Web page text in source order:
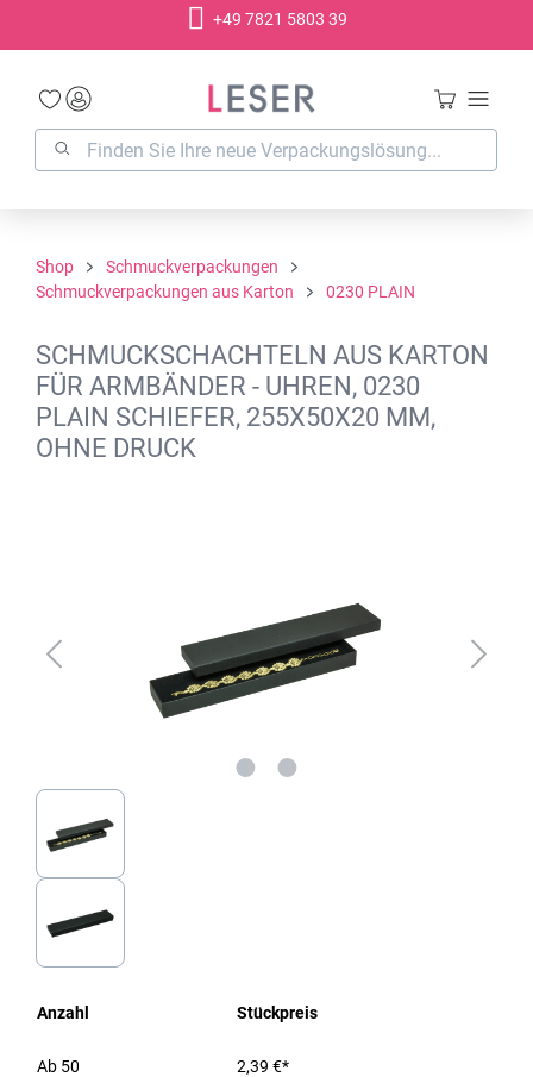
+49 7821 5803 39
Shop
Schmuckverpackungen
Schmuckverpackungen aus Karton
0230 PLAIN
SCHMUCKSCHACHTELN AUS KARTON
FÜR ARMBÄNDER - UHREN, 0230
PLAIN SCHIEFER, 255X50X20 MM,
OHNE DRUCK
Anzahl Stückpreis
Ab 50 2,39 €*